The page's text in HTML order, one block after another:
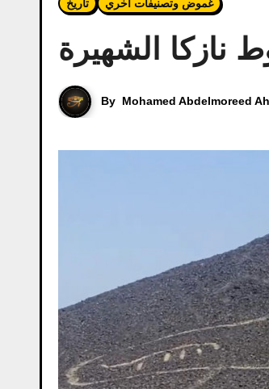
تاريخ غموض وتصنيفات اخري
الشهيرة
By Mohamed Abdelmoreed